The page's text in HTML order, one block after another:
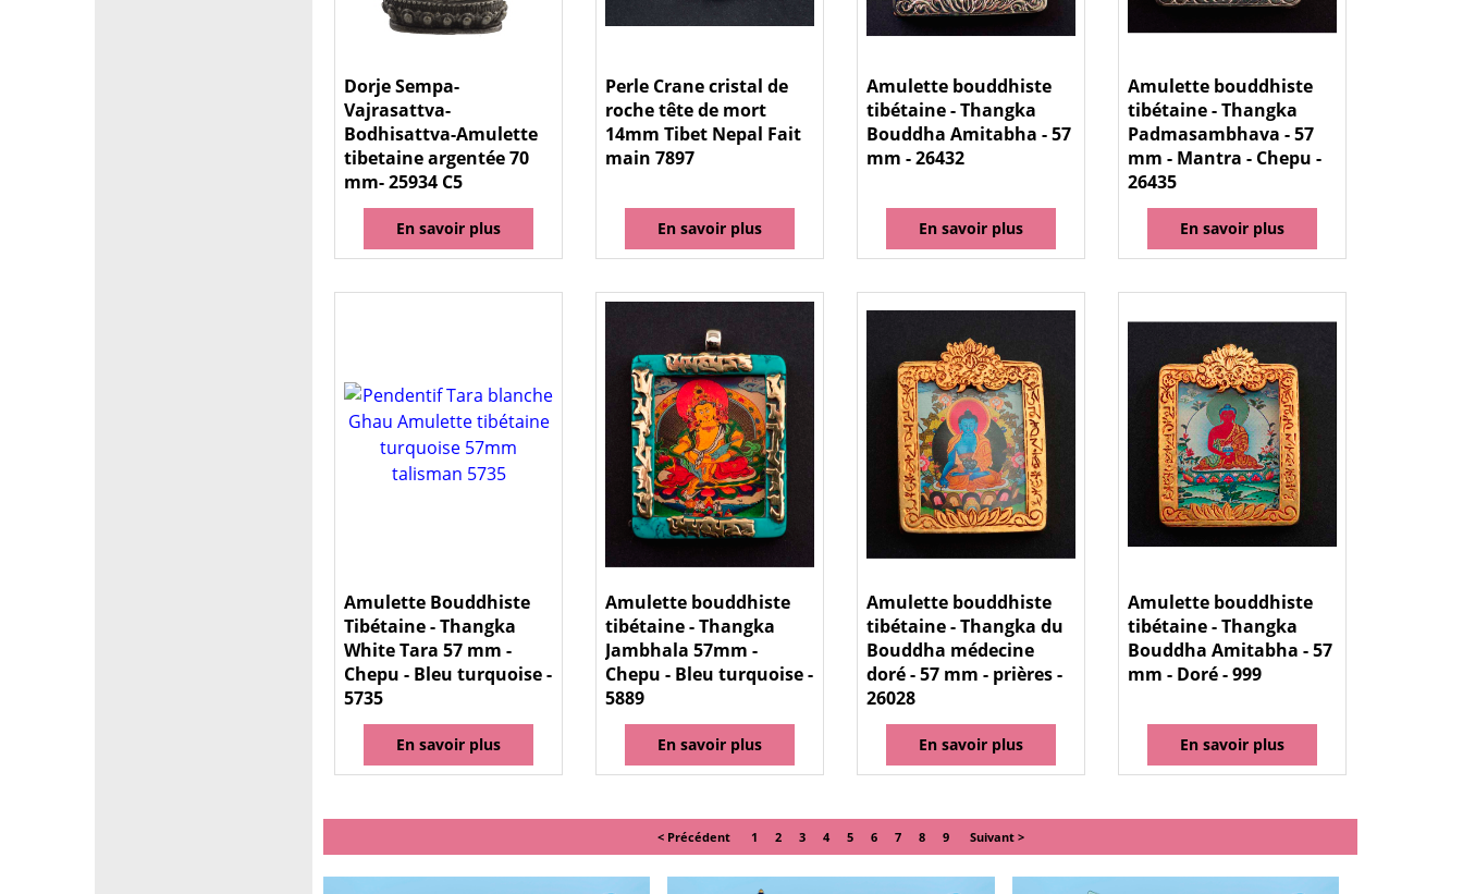
Dorje Sempa-
Vajrasattva-
Bodhisattva-Amulette
tibetaine argentée 70
mm- 25934 C5
En savoir plus
Perle Crane cristal de
roche tête de mort
14mm Tibet Nepal Fait
main 7897
En savoir plus
Amulette bouddhiste
tibétaine - Thangka
Bouddha Amitabha - 57
mm - 26432
En savoir plus
Amulette bouddhiste
tibétaine - Thangka
Padmasambhava - 57
mm - Mantra - Chepu -
26435
En savoir plus
Amulette Bouddhiste
Tibétaine - Thangka
White Tara 57 mm -
Chepu - Bleu turquoise -
5735
En savoir plus
Amulette bouddhiste
tibétaine - Thangka
Jambhala 57mm -
Chepu - Bleu turquoise -
5889
En savoir plus
Amulette bouddhiste
tibétaine - Thangka du
Bouddha médecine
doré - 57 mm - prières -
26028
En savoir plus
Amulette bouddhiste
tibétaine - Thangka
Bouddha Amitabha - 57
mm - Doré - 999
En savoir plus
< Précédent 1 2 3 4 5 6 7 8 9 Suivant >